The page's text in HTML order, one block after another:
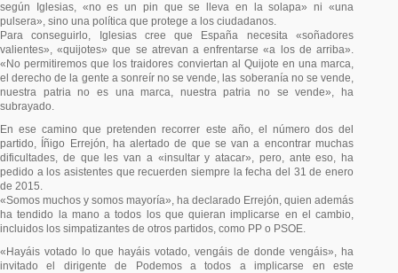
según Iglesias, «no es un pin que se lleva en la solapa» ni «una
pulsera», sino una política que protege a los ciudadanos.
Para conseguirlo, Iglesias cree que España necesita «soñadores
valientes», «quijotes» que se atrevan a enfrentarse «a los de arriba».
«No permitiremos que los traidores conviertan al Quijote en una marca,
el derecho de la gente a sonreír no se vende, las soberanía no se vende,
nuestra patria no es una marca, nuestra patria no se vende», ha
subrayado.
En ese camino que pretenden recorrer este año, el número dos del
partido, Íñigo Errejón, ha alertado de que se van a encontrar muchas
dificultades, de que les van a «insultar y atacar», pero, ante eso, ha
pedido a los asistentes que recuerden siempre la fecha del 31 de enero
de 2015.
«Somos muchos y somos mayoría», ha declarado Errejón, quien además
ha tendido la mano a todos los que quieran implicarse en el cambio,
incluidos los simpatizantes de otros partidos, como PP o PSOE.
«Hayáis votado lo que hayáis votado, vengáis de donde vengáis», ha
invitado el dirigente de Podemos a todos a implicarse en este